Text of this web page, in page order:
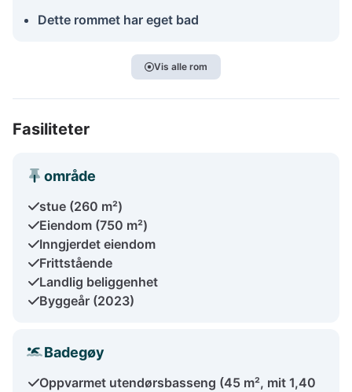
Dette rommet har eget bad
Vis alle rom
Fasiliteter
område
stue (260 m²)
Eiendom (750 m²)
Inngjerdet eiendom
Frittstående
Landlig beliggenhet
Byggeår (2023)
Badegøy
Oppvarmet utendørsbasseng (45 m², mit 1,40